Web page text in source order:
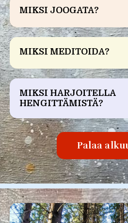
MIKSI JOOGATA?
MIKSI MEDITOIDA?
MIKSI HARJOITELLA
HENGITTÄMISTÄ?
Palaa